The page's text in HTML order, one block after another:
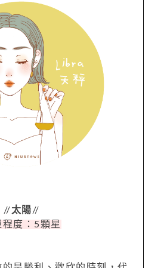
//太陽//
程度：5顆星